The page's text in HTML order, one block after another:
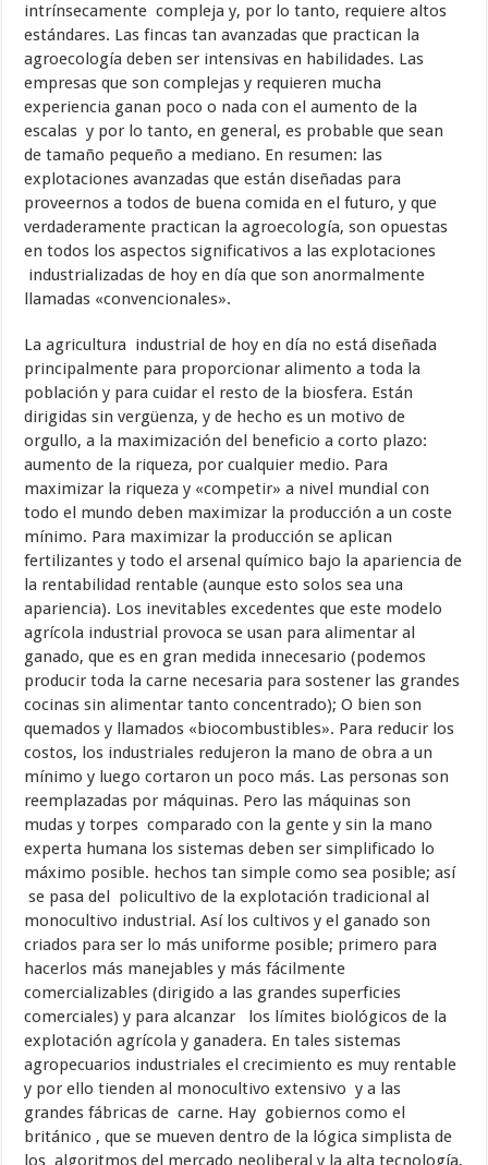
intrínsecamente compleja y, por lo tanto, requiere altos
estándares. Las fincas tan avanzadas que practican la
agroecología deben ser intensivas en habilidades. Las
empresas que son complejas y requieren mucha
experiencia ganan poco o nada con el aumento de la
escalas y por lo tanto, en general, es probable que sean
de tamaño pequeño a mediano. En resumen: las
explotaciones avanzadas que están diseñadas para
proveernos a todos de buena comida en el futuro, y que
verdaderamente practican la agroecología, son opuestas
en todos los aspectos significativos a las explotaciones
industrializadas de hoy en día que son anormalmente
llamadas «convencionales».
La agricultura industrial de hoy en día no está diseñada
principalmente para proporcionar alimento a toda la
población y para cuidar el resto de la biosfera. Están
dirigidas sin vergüenza, y de hecho es un motivo de
orgullo, a la maximización del beneficio a corto plazo:
aumento de la riqueza, por cualquier medio. Para
maximizar la riqueza y «competir» a nivel mundial con
todo el mundo deben maximizar la producción a un coste
mínimo. Para maximizar la producción se aplican
fertilizantes y todo el arsenal químico bajo la apariencia de
la rentabilidad rentable (aunque esto solos sea una
apariencia). Los inevitables excedentes que este modelo
agrícola industrial provoca se usan para alimentar al
ganado, que es en gran medida innecesario (podemos
producir toda la carne necesaria para sostener las grandes
cocinas sin alimentar tanto concentrado); O bien son
quemados y llamados «biocombustibles». Para reducir los
costos, los industriales redujeron la mano de obra a un
mínimo y luego cortaron un poco más. Las personas son
reemplazadas por máquinas. Pero las máquinas son
mudas y torpes comparado con la gente y sin la mano
experta humana los sistemas deben ser simplificado lo
máximo posible. hechos tan simple como sea posible; así
se pasa del policultivo de la explotación tradicional al
monocultivo industrial. Así los cultivos y el ganado son
criados para ser lo más uniforme posible; primero para
hacerlos más manejables y más fácilmente
comercializables (dirigido a las grandes superficies
comerciales) y para alcanzar los límites biológicos de la
explotación agrícola y ganadera. En tales sistemas
agropecuarios industriales el crecimiento es muy rentable
y por ello tienden al monocultivo extensivo y a las
grandes fábricas de carne. Hay gobiernos como el
británico , que se mueven dentro de la lógica simplista de
los algoritmos del mercado neoliberal y la alta tecnología,